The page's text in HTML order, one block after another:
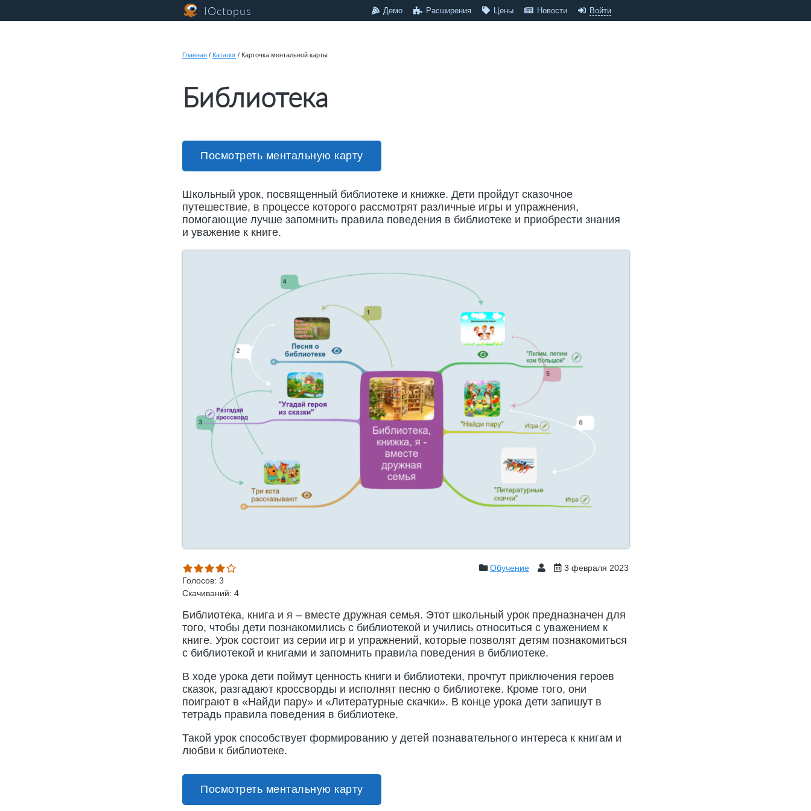
IOctopus Демо Расширения Цены Новости Войти
Главная / Каталог / Карточка ментальной карты
Библиотека
Посмотреть ментальную карту
Школьный урок, посвященный библиотеке и книжке. Дети пройдут сказочное
путешествие, в процессе которого рассмотрят различные игры и упражнения,
помогающие лучше запомнить правила поведения в библиотеке и приобрести знания
и уважение к книге.
Голосов: 3
Скачиваний: 4
Обучение 3 февраля 2023
Библиотека, книга и я – вместе дружная семья. Этот школьный урок предназначен для
того, чтобы дети познакомились с библиотекой и учились относиться с уважением к
книге. Урок состоит из серии игр и упражнений, которые позволят детям познакомиться
с библиотекой и книгами и запомнить правила поведения в библиотеке.
В ходе урока дети поймут ценность книги и библиотеки, прочтут приключения героев
сказок, разгадают кроссворды и исполнят песню о библиотеке. Кроме того, они
поиграют в «Найди пару» и «Литературные скачки». В конце урока дети запишут в
тетрадь правила поведения в библиотеке.
Такой урок способствует формированию у детей познавательного интереса к книгам и
любви к библиотеке.
Посмотреть ментальную карту